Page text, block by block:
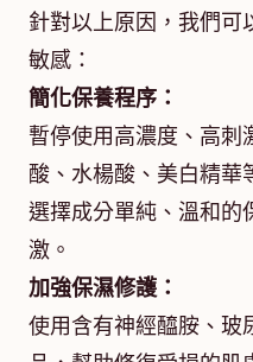
針對以上原因，我們可
敏感：
簡化保養程序：
暫停使用高濃度、高刺
酸、水楊酸、美白精華
選擇成分單純、溫和的
激。
加強保濕修護：
使用含有神經醯胺、玻